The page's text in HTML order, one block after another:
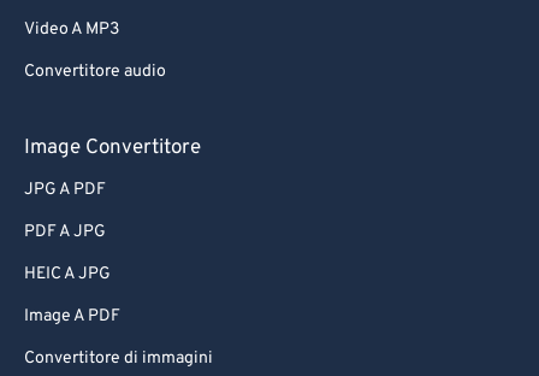
Video A MP3
Convertitore audio
Image Convertitore
JPG A PDF
PDF A JPG
HEIC A JPG
Image A PDF
Convertitore di immagini